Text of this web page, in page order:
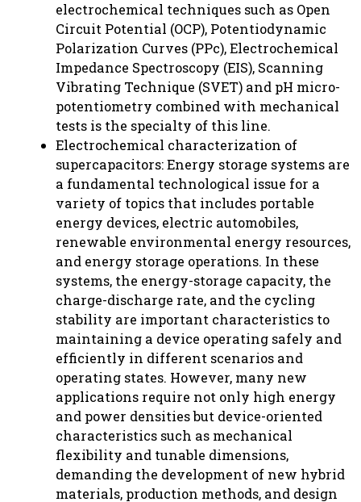
electrochemical techniques such as Open
Circuit Potential (OCP), Potentiodynamic
Polarization Curves (PPc), Electrochemical
Impedance Spectroscopy (EIS), Scanning
Vibrating Technique (SVET) and pH micro-
potentiometry combined with mechanical
tests is the specialty of this line.
Electrochemical characterization of
supercapacitors: Energy storage systems are
a fundamental technological issue for a
variety of topics that includes portable
energy devices, electric automobiles,
renewable environmental energy resources,
and energy storage operations. In these
systems, the energy-storage capacity, the
charge-discharge rate, and the cycling
stability are important characteristics to
maintaining a device operating safely and
efficiently in different scenarios and
operating states. However, many new
applications require not only high energy
and power densities but device-oriented
characteristics such as mechanical
flexibility and tunable dimensions,
demanding the development of new hybrid
materials, production methods, and design